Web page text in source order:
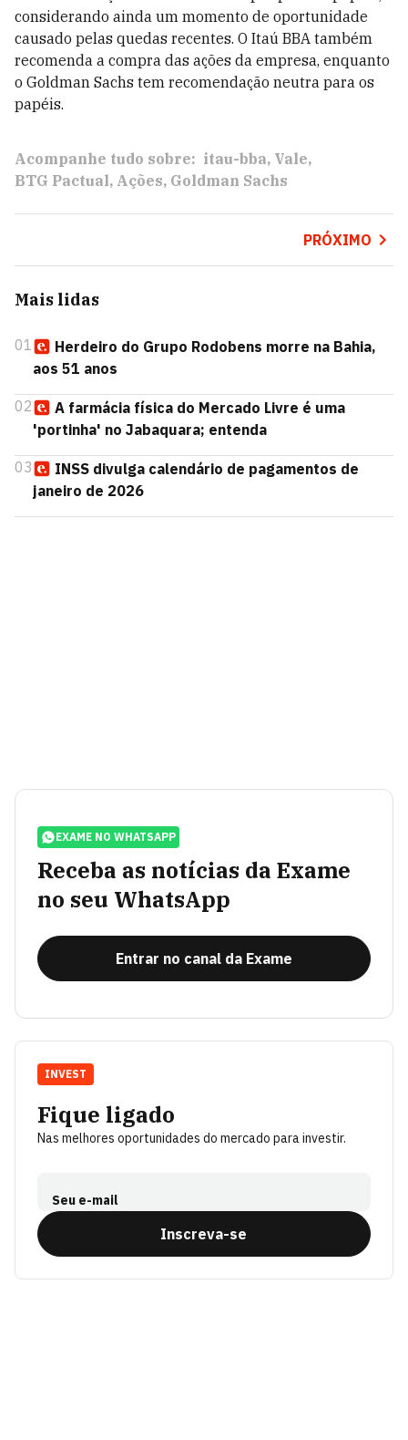
considerando ainda um momento de oportunidade
causado pelas quedas recentes. O Itaú BBA também
recomenda a compra das ações da empresa, enquanto
o Goldman Sachs tem recomendação neutra para os
papéis.
Acompanhe tudo sobre: itau-bba Vale
BTG Pactual Ações Goldman Sachs
PRÓXIMO
Mais lidas
01
Herdeiro do Grupo Rodobens morre na Bahia,
aos 51 anos
02
A farmácia física do Mercado Livre é uma
'portinha' no Jabaquara; entenda
03
INSS divulga calendário de pagamentos de
janeiro de 2026
EXAME NO WHATSAPP
Receba as notícias da Exame
no seu WhatsApp
Entrar no canal da Exame
Fique ligado
Nas melhores oportunidades do mercado para investir.
Seu e-mail
Inscreva-se
INVEST